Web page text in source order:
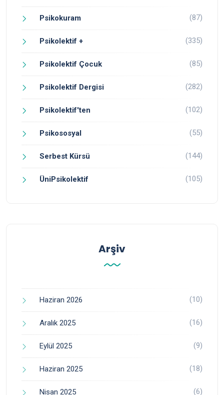
Psikokuram (87)
Psikolektif + (335)
Psikolektif Çocuk (85)
Psikolektif Dergisi (282)
Psikolektif'ten (102)
Psikososyal (55)
Serbest Kürsü (144)
ÜniPsikolektif (105)
Arşiv
Haziran 2026 (10)
Aralık 2025 (16)
Eylül 2025 (9)
Haziran 2025 (18)
Nisan 2025 (6)